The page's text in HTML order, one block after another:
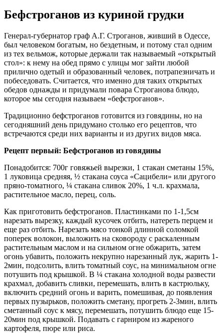
Бефстроганов из куриной грудки
Генерал-губернатор граф А.Г. Строганов, живший в Одессе,
был человеком богатым, но бездетным, и потому стал одним
из тех вельмож, которые держали так называемый «открытый
стол»: к нему на обед прямо с улицы мог зайти любой
прилично одетый и образованный человек, потрапезничать и
побеседовать. Считается, что именно для таких открытых
обедов однажды и придумали повара Строганова блюдо,
которое мы сегодня называем «бефстроганов».
Традиционно бефстроганов готовится из говядины, но на
сегодняшний день придумано столько его рецептов, что
встречаются среди них варианты и из других видов мяса.
Рецепт первый: Бефстроганов из говядины
Понадобится: 700г говяжьей вырезки, 1 стакан сметаны 15%,
1 луковица средняя, ½ стакана соуса «Сацибели» или другого
пряно-томатного, ¼ стакана сливок 20%, 1 ч.л. крахмала,
растительное масло, перец, соль.
Как приготовить бефстроганов. Пластинками по 1-1,5см
нарезать вырезку, каждый кусочек отбить, натереть перцем и
еще раз отбить. Нарезать мясо тонкой длинной соломкой
поперек волокон, выложить на сковороду с раскаленным
растительным маслом и на сильном огне обжарить, затем
огонь убавить, положить некрупно нарезанный лук, жарить 1-
2мин, подсолить, влить томатный соус, на минимальном огне
потушить под крышкой. В ¼ стакана холодной воды развести
крахмал, добавить сливки, перемешать, влить в кастрюльку,
включить средний огонь и варить, помешивая, до появления
первых пузырьков, положить сметану, прогреть 2-3мин, влить
сметанный соус к мясу, перемешать, потушить блюдо еще 15-
20мин под крышкой. Подавать с гарниром из жареного
картофеля, пюре или риса.